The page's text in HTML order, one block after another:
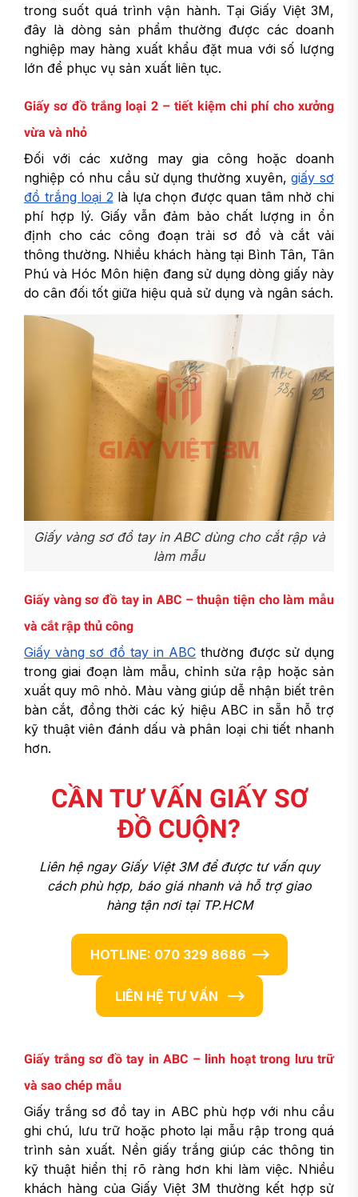
trong suốt quá trình vận hành. Tại Giấy Việt 3M,
đây là dòng sản phẩm thường được các doanh
nghiệp may hàng xuất khẩu đặt mua với số lượng
lớn để phục vụ sản xuất liên tục.
Giấy sơ đồ trắng loại 2 – tiết kiệm chi phí cho xưởng
vừa và nhỏ
Đối với các xưởng may gia công hoặc doanh
nghiệp có nhu cầu sử dụng thường xuyên,giấy sơ
đồ trắng loại 2 là lựa chọn được quan tâm nhờ chi
phí hợp lý. Giấy vẫn đảm bảo chất lượng in ổn
định cho các công đoạn trải sơ đồ và cắt vải
thông thường. Nhiều khách hàng tại Bình Tân, Tân
Phú và Hóc Môn hiện đang sử dụng dòng giấy này
do cân đối tốt giữa hiệu quả sử dụng và ngân sách.
Giấy vàng sơ đồ tay in ABC dùng cho cắt rập và
làm mẫu
Giấy vàng sơ đồ tay in ABC – thuận tiện cho làm mẫu
và cắt rập thủ công
Giấy vàng sơ đồ tay in ABC thường được sử dụng
trong giai đoạn làm mẫu, chỉnh sửa rập hoặc sản
xuất quy mô nhỏ. Màu vàng giúp dễ nhận biết trên
bàn cắt, đồng thời các ký hiệu ABC in sẵn hỗ trợ
kỹ thuật viên đánh dấu và phân loại chi tiết nhanh
hơn.
CẦN TƯ VẤN GIẤY SƠ
ĐỒ CUỘN?
Liên hệ ngay Giấy Việt 3M để được tư vấn quy
cách phù hợp, báo giá nhanh và hỗ trợ giao
hàng tận nơi tại TP.HCM
HOTLINE: 070 329 8686
LIÊN HỆ TƯ VẤN
Giấy trắng sơ đồ tay in ABC – linh hoạt trong lưu trữ
và sao chép mẫu
Giấy trắng sơ đồ tay in ABC phù hợp với nhu cầu
ghi chú, lưu trữ hoặc photo lại mẫu rập trong quá
trình sản xuất. Nền giấy trắng giúp các thông tin
kỹ thuật hiển thị rõ ràng hơn khi làm việc. Nhiều
khách hàng của Giấy Việt 3M thường kết hợp sử